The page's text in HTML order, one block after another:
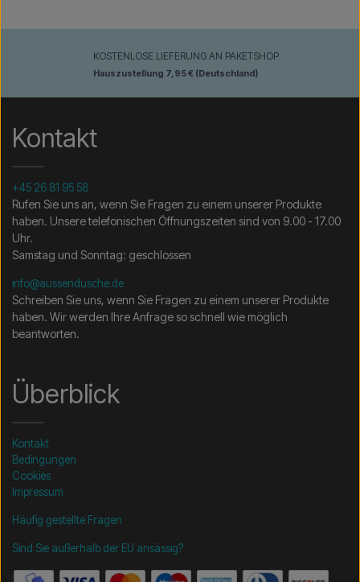
KOSTENLOSE LIEFERUNG AN PAKETSHOP
Hauszustellung 7,95 € (Deutschland)
Kontakt
+45 26 81 95 58
Rufen Sie uns an, wenn Sie Fragen zu einem unserer Produkte
haben. Unsere telefonischen Öffnungszeiten sind von 9.00 - 17.00
Uhr.
Samstag und Sonntag: geschlossen
info@aussendusche.de
Schreiben Sie uns, wenn Sie Fragen zu einem unserer Produkte
haben. Wir werden Ihre Anfrage so schnell wie möglich
beantworten.
Überblick
Kontakt
Bedingungen
Cookies
Impressum
Häufig gestellte Fragen
Sind Sie außerhalb der EU ansässig?